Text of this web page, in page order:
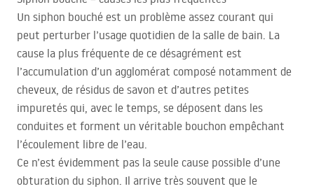
Un siphon bouché est un problème assez courant qui
peut perturber l’usage quotidien de la salle de bain. La
cause la plus fréquente de ce désagrément est
l’accumulation d’un agglomérat composé notamment de
cheveux, de résidus de savon et d’autres petites
impuretés qui, avec le temps, se déposent dans les
conduites et forment un véritable bouchon empêchant
l’écoulement libre de l’eau.
Ce n’est évidemment pas la seule cause possible d’une
obturation du siphon. Il arrive très souvent que le